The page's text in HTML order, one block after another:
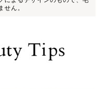
せん。